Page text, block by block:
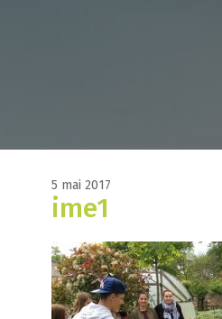
5 mai 2017
ime1